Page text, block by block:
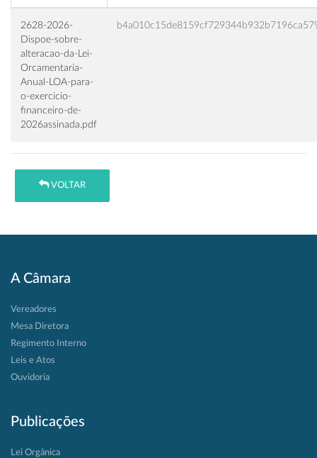
2628-2026-
Dispoe-sobre-
alteracao-da-Lei-
Orcamentaria-
Anual-LOA-para-
o-exercicio-
financeiro-de-
2026assinada.pdf
VOLTAR
A Câmara
Vereadores
Mesa Diretora
Regimento Interno
Leis e Atos
Ouvidoria
Publicações
Lei Orgânica